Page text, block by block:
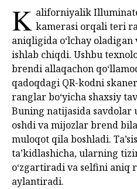
K aliforniyalik
kamerasi orqali teri
aniqligida o‘lchay
ishlab chiqdi. Ushbu
brendi allaqachon
qadoqdagi QR-kodni
ranglar bo‘yicha shaxsiy
Buning natijasida savdolar
oshdi va mijozlar brend
muloqot qila boshladi.
ta’kidlashicha, ularning
o‘zgartiradi va selfini aniq
aylantiradi.